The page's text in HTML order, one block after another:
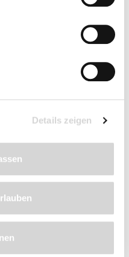
Details zeigen
Vorbestellen